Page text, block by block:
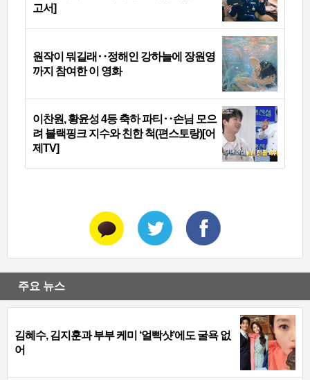
고서]
원작이 뭐길래‥정해인 강하늘에 장원영
까지 참여한 이 영화
이찬원, 황윤성 4등 축하 파티‥손님 모으
려 블랙핑크 지수와 친한 척(편스토랑)[어
제TV]
주요 뉴스
김혜수, 김지훈과 부부 케미 ‘얼빡샷’에도 굴욕 없
어